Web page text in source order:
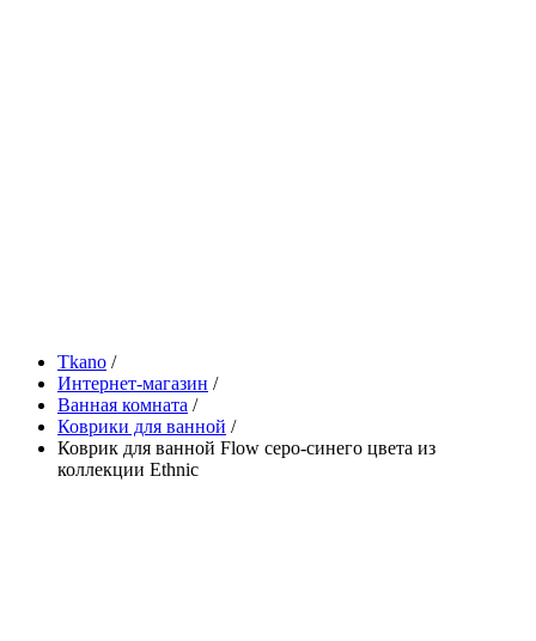
Tkano /
Интернет-магазин /
Ванная комната /
Коврики для ванной /
Коврик для ванной Flow серо-синего цвета из
коллекции Ethnic